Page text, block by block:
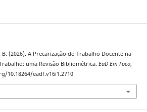
B. (2026). A Precarização do Trabalho Docente na
uma Revisão Bibliométrica. EaD Em Foco,
10.18264/eadf.v16i1.2710